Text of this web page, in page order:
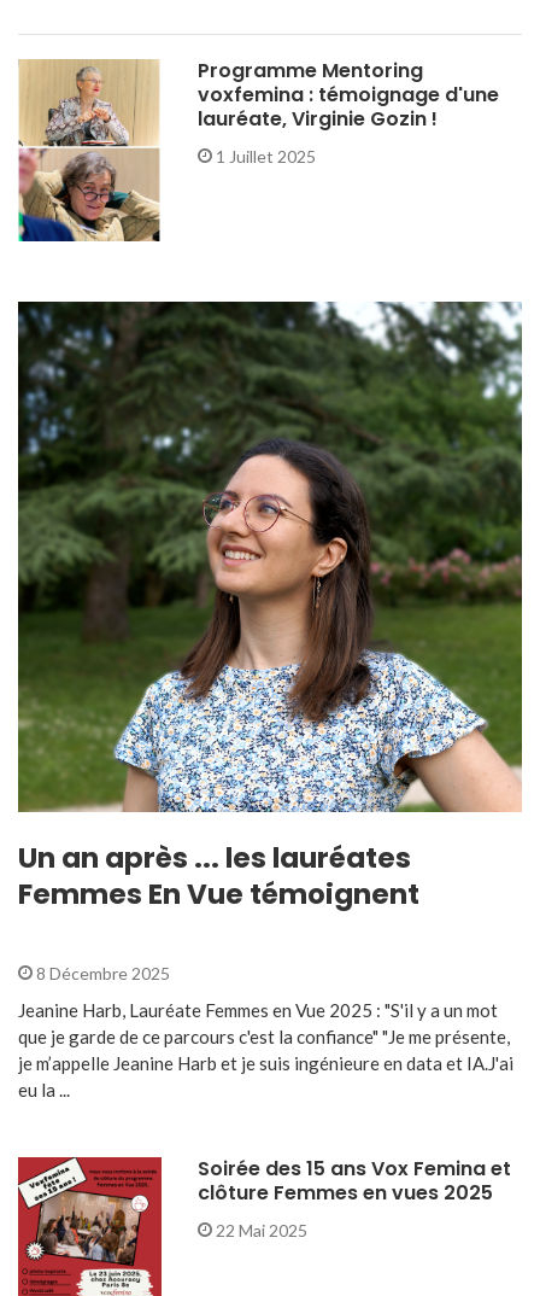
Programme Mentoring
voxfemina : témoignage d'une
lauréate, Virginie Gozin !
1 Juillet 2025
Un an après ... les lauréates
Femmes En Vue témoignent
8 Décembre 2025
Jeanine Harb, Lauréate Femmes en Vue 2025 : "S'il y a un mot
que je garde de ce parcours c'est la confiance" "Je me présente,
je m’appelle Jeanine Harb et je suis ingénieure en data et IA.J'ai
eu la ...
Soirée des 15 ans Vox Femina et
clôture Femmes en vues 2025
22 Mai 2025